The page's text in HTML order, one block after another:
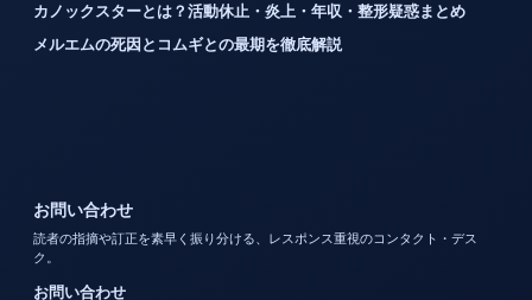
カノックスターとは？活動休止・炎上・年収・整形疑惑まとめ
メルエムの死因とコムギとの最期を徹底解説
お問い合わせ
読者の指摘や訂正を素早く振り分ける、レスポンス重視のコンタクト・デス
ク。
お問い合わせ